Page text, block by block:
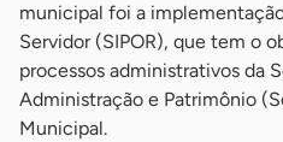
municipal foi a
Servidor (SIPOR), que tem o
processos administrativos da
Administração e Patrimônio
Municipal.